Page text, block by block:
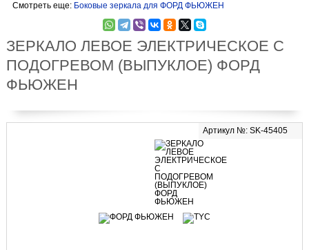
Смотреть еще: Боковые зеркала для ФОРД ФЬЮЖЕН
ЗЕРКАЛО ЛЕВОЕ ЭЛЕКТРИЧЕСКОЕ С
ПОДОГРЕВОМ (ВЫПУКЛОЕ) ФОРД
ФЬЮЖЕН
Артикул №: SK-45405